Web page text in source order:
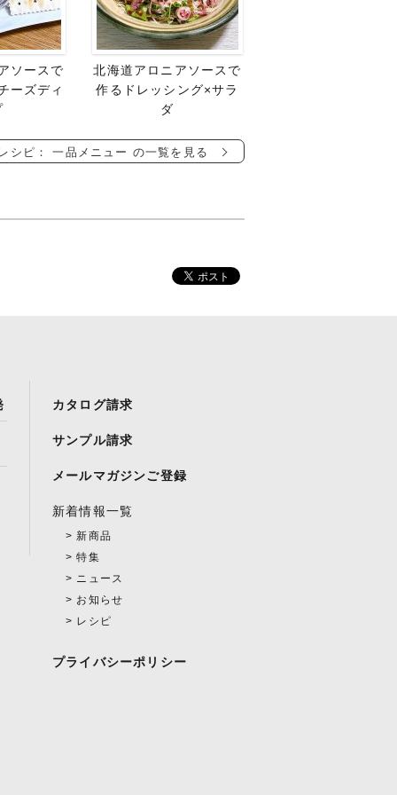
ソースで
ーズディ
北海道アロニアソースで
作るドレッシング×サラ
ダ
シピ： 一品メニュー の一覧を見る
カタログ請求
サンプル請求
メールマガジンご登録
新着情報一覧
新商品
特集
ニュース
お知らせ
レシピ
プライバシーポリシー